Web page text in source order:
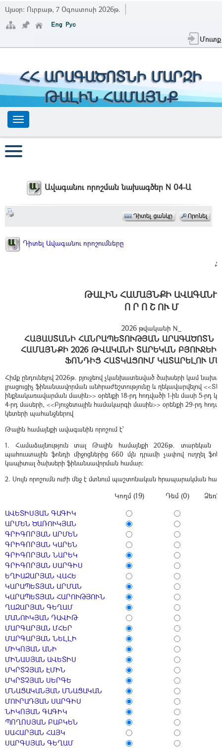
Այսօր: Ուրբաթ, 7 Օգոստոսի 2026թ.
Մուտք
ՀՀ ԱՐԱԳԱԾՈՏՆԻ ՄԱՐԶԻ
ԹԱԼԻՆ ՀԱՄԱՅՆՔ
Ավագանու որոշման նախագծեր N 04-Ա
Դիտել Ավագանու որոշումները
ԹԱԼԻՆ ՀԱՄԱՅՆՔԻ ԱՎԱԳԱՆԻ
Ո Ր Ո Շ ՈՒ Մ
2026 թվականի N_
ՀԱՅԱՍՏԱՆԻ ՀԱՆՐԱՊԵՏՈՒԹՅԱՆ ԱՐԱԳԱԾՈՏՆ
ՀԱՄԱՅՆՔԻ 2026 ԹՎԱԿԱՆԻ ՏԱՐԵԿԱՆ ԲՅՈՒՋԵԻ
ՖՈՆԴԻՑ ՀԱՏԿԱՑՈՒՄ ԿԱՏԱՐԵԼՈՒ
Հիմք ընդունելով 2026թ. բյուջեով չկանխատեսված ծախսերի կամ
լրացուցիչ ֆինանսավորման անհրաժեշտությունը և ղեկավարվելով
ինքնակառավարման մասին>> օրենքի 18-րդ հոդվածի 1-ին մասի 5-րդ
4-րդ մասերի, <<Բյուջետային համակարգի մասին>> օրենքի 29-րդ
կետերի պահանջներով
Թալին համայնքի ավագանին որոշում է՝
1. Համաձայնություն տալ Թալին համայնքի 2026թ. տարեկան
պահուստային ֆոնդի միջոցներից 660 մլն դրամի չափով ուղղել
կապիտալ ծախսերի ֆինանսավորման համար:
2. Սույն որոշումն ուժի մեջ է մտնում պաշտոնական հրապարակման
Կողմ (19) Դեմ (0)
ԱՎԵՏԻՍՅԱՆ ԳԱԳԻԿ
ԱՐՄԵՆ ԾԱՌՈՒԿՅԱՆ
ԳՐԻԳՈՐՅԱՆ ԱՐՄԵՆ
ԳՐԻԳՈՐՅԱՆ ԿԱՐԵՆ
ԳՐԻԳՈՐՅԱՆ ՆԱՐԵԿ
ԳՐԻԳՈՐՅԱՆ ՍԱՐԳԻՍ
ԵՂԻԱԶԱՐՅԱՆ ՎԱՀԵ
ԿԱՐԱՊԵՏՅԱՆ ԱՐՄԱՆ
ԿԱՐԱՊԵՏՅԱՆ ՀԱՐՈՒԹՅՈՒՆ
ՂԱԶԱՐՅԱՆ ԳԵՂԱՄ
ՄԱՆՈՒԿՅԱՆ ԴԱՎԻԹ
ՄԱՐԳԱՐՅԱՆ ՄՀԵՐ
ՄԱՐԳԱՐՅԱՆ ՆԵԼԼԻ
ՄԻԿՈՅԱՆ ԱՆԻ
ՄԻՆԱՍՅԱՆ ԱՎԵՏԻՍ
ՄԿՐՏՉՅԱՆ ԷՄԻՆ
ՄԿՐՏՉՅԱՆ ՍԵՐԳԵ
ՄՆԱՑԱԿԱՆՅԱՆ ՄՆԱՑԱԿԱՆ
ՄՈՒՐԱԴՅԱՆ ՍԱՐԳԻՍ
ՆԻԿՈՅԱՆ ԳԱԳԻԿ
ՊՈՂՈՍՅԱՆ ԲԱԲԿԵՆ
ՍԱՀԱՐՅԱՆ ՀԱՅԿ
ՍԱՐԳՍՅԱՆ ԳԵՂԱՄ